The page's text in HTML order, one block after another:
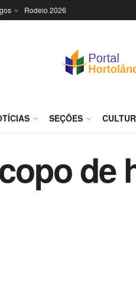
Rodeio 2026
SEÇÕES
de